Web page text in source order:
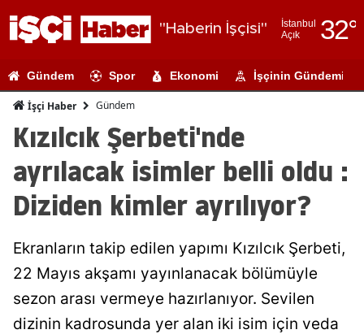
"Haberin İşçisi"
İstanbul
Açık
32°
Adıyaman
Amasya
Ankara
Antalya
Artvin
Aydın
Gündem Spor Ekonomi İşçinin Gündemi
İşçi Haber Gündem
Kızılcık Şerbeti'nde
ayrılacak isimler belli oldu :
Diziden kimler ayrılıyor?
Ekranların takip edilen yapımı Kızılcık Şerbeti,
22 Mayıs akşamı yayınlanacak bölümüyle
sezon arası vermeye hazırlanıyor. Sevilen
dizinin kadrosunda yer alan iki isim için veda